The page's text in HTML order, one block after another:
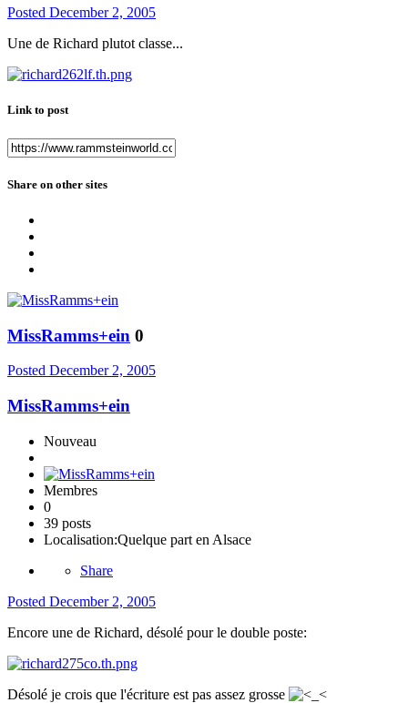
Posted December 2, 2005
Une de Richard plutot classe...
Link to post
Share on other sites
MissRamms+ein 0
Posted December 2, 2005
MissRamms+ein
Nouveau
Membres
0
39 posts
Localisation:Quelque part en Alsace
Share
Posted December 2, 2005
Encore une de Richard, désolé pour le double poste:
Désolé je crois que l'écriture est pas assez grosse